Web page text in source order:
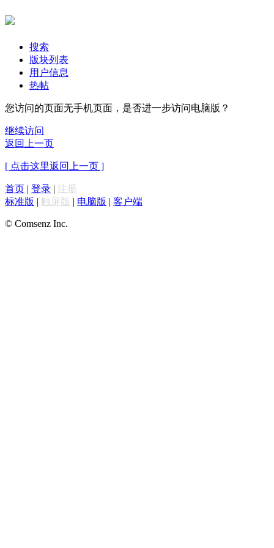
搜索
版块列表
用户信息
热帖
您访问的页面无手机页面，是否进一步访问电脑版？
继续访问
返回上一页
[ 点击这里返回上一页 ]
首页 | 登录 | 注册
标准版 | 触屏版 | 电脑版 | 客户端
© Comsenz Inc.